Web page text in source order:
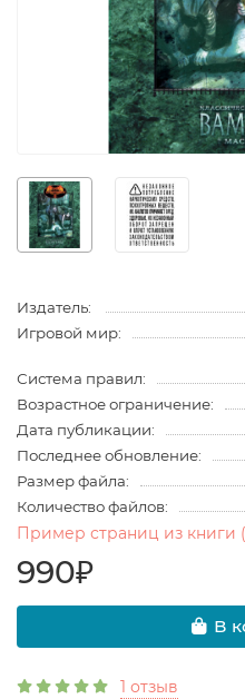
Издатель:
Игровой мир:
Система правил:
Возрастное ограничение:
Дата публикации:
Последнее обновление:
Размер файла:
Количество файлов:
Пример страниц из книги
990₽
В
1 отзыв